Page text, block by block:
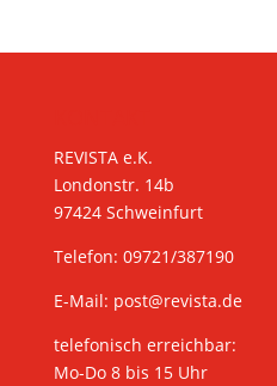
REVISTA e.K.
Londonstr. 14b
97424 Schweinfurt
Telefon: 09721/387190
E-Mail: post@revista.de
telefonisch erreichbar:
Mo-Do 8 bis 15 Uhr